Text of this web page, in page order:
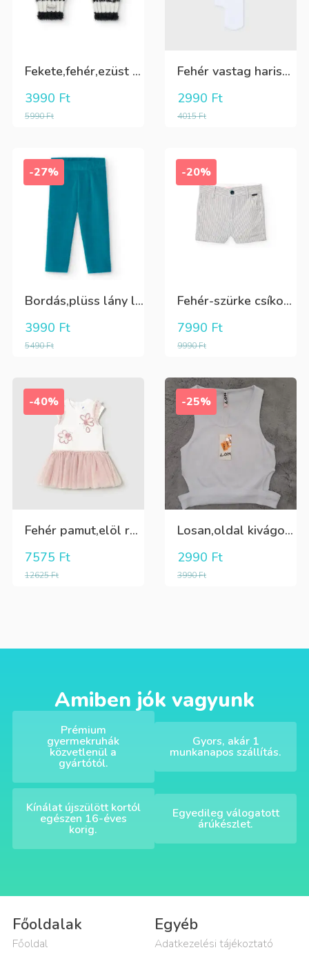
Fekete,fehér,ezüst kötött kesztyű
5990Ft
3990 Ft
Fehér vastag harisnya, puha meleg
4015Ft
2990 Ft
-27%
Bordás,plüss lány leggings zöldeskék
5490Ft
3990 Ft
-20%
Fehér-szürke csíkos,elegáns,fiú vászon rövidnadrág
9990Ft
7990 Ft
-40%
Fehér pamut,elöl rátűzött virággal,vállon és a szoknya része pöttyös tüll,egybe ruha
12625Ft
7575 Ft
-25%
Losan,oldal kivágott,alul passzés rövid lány trikó,póló
3990Ft
2990 Ft
Amiben jók vagyunk
Prémium
gyermekruhák
közvetlenül a
gyártótól.
Gyors, akár 1
munkanapos szállítás.
Kínálat újszülött kortól
egészen 16-éves
korig.
Egyedileg válogatott
árúkészlet.
Főoldalak
Főoldal
Egyéb
Adatkezelési tájékoztató